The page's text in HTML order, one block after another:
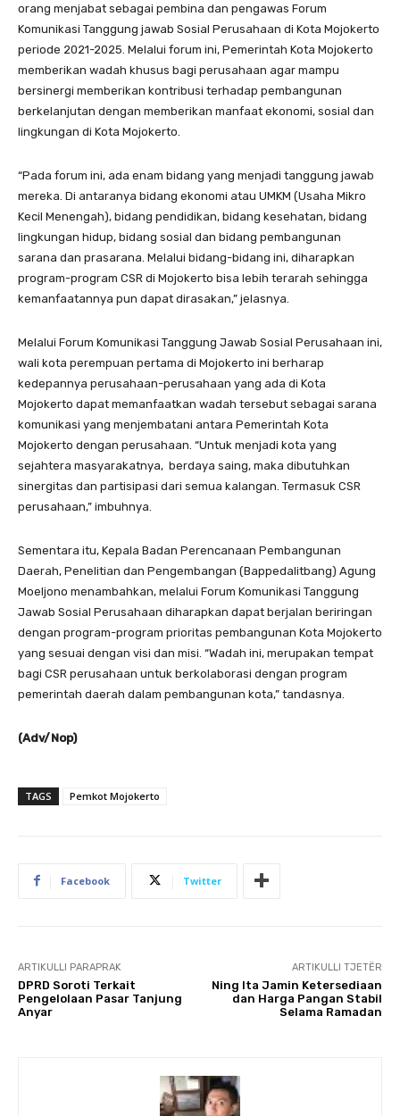
orang menjabat sebagai pembina dan pengawas Forum
Komunikasi Tanggung jawab Sosial Perusahaan di Kota Mojokerto
periode 2021-2025. Melalui forum ini, Pemerintah Kota Mojokerto
memberikan wadah khusus bagi perusahaan agar mampu
bersinergi memberikan kontribusi terhadap pembangunan
berkelanjutan dengan memberikan manfaat ekonomi, sosial dan
lingkungan di Kota Mojokerto.
“Pada forum ini, ada enam bidang yang menjadi tanggung jawab
mereka. Di antaranya bidang ekonomi atau UMKM (Usaha Mikro
Kecil Menengah), bidang pendidikan, bidang kesehatan, bidang
lingkungan hidup, bidang sosial dan bidang pembangunan
sarana dan prasarana. Melalui bidang-bidang ini, diharapkan
program-program CSR di Mojokerto bisa lebih terarah sehingga
kemanfaatannya pun dapat dirasakan,” jelasnya.
Melalui Forum Komunikasi Tanggung Jawab Sosial Perusahaan ini,
wali kota perempuan pertama di Mojokerto ini berharap
kedepannya perusahaan-perusahaan yang ada di Kota
Mojokerto dapat memanfaatkan wadah tersebut sebagai sarana
komunikasi yang menjembatani antara Pemerintah Kota
Mojokerto dengan perusahaan. “Untuk menjadi kota yang
sejahtera masyarakatnya, berdaya saing, maka dibutuhkan
sinergitas dan partisipasi dari semua kalangan. Termasuk CSR
perusahaan,” imbuhnya.
Sementara itu, Kepala Badan Perencanaan Pembangunan
Daerah, Penelitian dan Pengembangan (Bappedalitbang) Agung
Moeljono menambahkan, melalui Forum Komunikasi Tanggung
Jawab Sosial Perusahaan diharapkan dapat berjalan beriringan
dengan program-program prioritas pembangunan Kota Mojokerto
yang sesuai dengan visi dan misi. “Wadah ini, merupakan tempat
bagi CSR perusahaan untuk berkolaborasi dengan program
pemerintah daerah dalam pembangunan kota,” tandasnya.
(Adv/Nop)
TAGS Pemkot Mojokerto
Facebook Twitter
ARTIKULLI PARAPRAK
DPRD Soroti Terkait
Pengelolaan Pasar Tanjung
Anyar
ARTIKULLI TJETËR
Ning Ita Jamin Ketersediaan
dan Harga Pangan Stabil
Selama Ramadan